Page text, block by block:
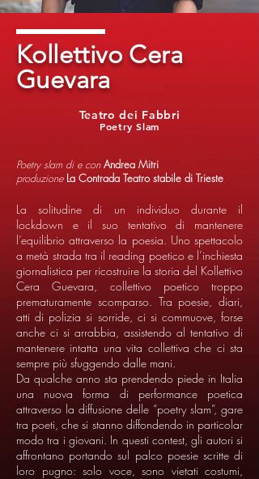
Kollettivo Cera
Guevara
Poetry Slam
Teatro dei Fabbri
Poetry slam di e conAndrea Mitri
produzione La Contrada Teatro stabile di Trieste
La solitudine di un individuo durante il
lockdown e il suo tentativo di mantenere
l’equilibrio attraverso la poesia. Uno spettacolo
a metà strada tra il reading poetico e l’inchiesta
giornalistica per ricostruire la storia del Kollettivo
Cera Guevara, collettivo poetico troppo
prematuramente scomparso. Tra poesie, diari,
atti di polizia si sorride, ci si commuove, forse
anche ci si arrabbia, assistendo al tentativo di
mantenere intatta una vita collettiva che ci sta
sempre più sfuggendo dalle mani.
Da qualche anno sta prendendo piede in Italia
una nuova forma di performance poetica
attraverso la diffusione delle “poetry slam”, gare
tra poeti, che si stanno diffondendo in particolar
modo tra i giovani. In questi contest, gli autori si
affrontano portando sul palco poesie scritte di
loro pugno: solo voce, sono vietati costumi,